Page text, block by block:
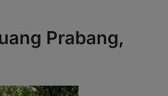
Prabang,